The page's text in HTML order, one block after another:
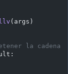
(args)
detener la cadena